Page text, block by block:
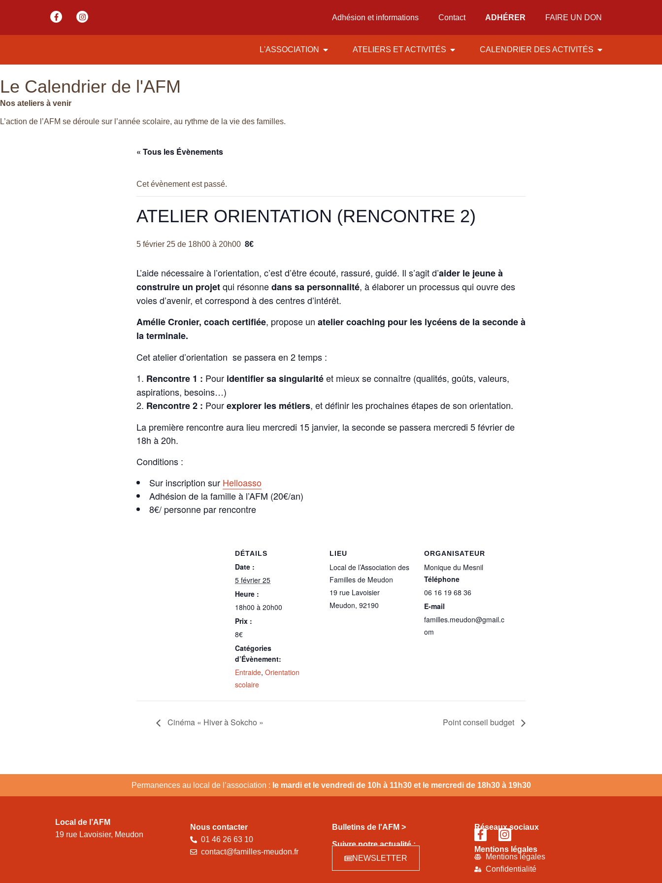
Adhésion et informations Contact ADHÉRER FAIRE UN DON
L'ASSOCIATION ATELIERS ET ACTIVITÉS CALENDRIER DES ACTIVITÉS
Le Calendrier de l'AFM
Nos ateliers à venir
L’action de l’AFM se déroule sur l’année scolaire, au rythme de la vie des familles.
« Tous les Évènements
Cet évènement est passé.
ATELIER ORIENTATION (RENCONTRE 2)
5 février 25 de 18h00 à 20h00 8€
L’aide nécessaire à l’orientation, c’est d’être écouté, rassuré, guidé. Il s’agit d’aider le jeune à
construire un projetqui résonnedans sa personnalité, à élaborer un processus qui ouvre des
voies d’avenir, et correspond à des centres d’intérêt.
Amélie Cronier, coach certifiée, propose un atelier coaching pour les lycéens de la seconde à
la terminale.
Cet atelier d’orientation se passera en 2 temps :
Rencontre 1 : Pour identifier sa singularitéet mieux se connaître (qualités, goûts, valeurs,
aspirations, besoins…)
Rencontre 2 : Pourexplorer les métiers, et définir les prochaines étapes de son orientation.
La première rencontre aura lieu mercredi 15 janvier, la seconde se passera mercredi 5 février de
18h à 20h.
Conditions :
Sur inscription sur Helloasso
Adhésion de la famille à l’AFM (20€/an)
8€/ personne par rencontre
DÉTAILS
Date :
5 février 25
Heure :
18h00 à 20h00
Prix :
8€
Catégories
d’Évènement:
Entraide, Orientation
scolaire
LIEU
Local de l’Association des
Familles de Meudon
19 rue Lavoisier
Meudon, 92190
ORGANISATEUR
Monique du Mesnil
Téléphone
06 16 19 68 36
E-mail
familles.meudon@gmail.c
om
Cinéma « Hiver à Sokcho » Point conseil budget
Permanences au local de l’association : le mardi et le vendredi de 10h à 11h30 et le mercredi de 18h30 à 19h30
Local de l’AFM
19 rue Lavoisier, Meudon
Nous contacter
01 46 26 63 10
contact@familles-meudon.fr
Bulletins de l'AFM >
Suivre notre actualité :
NEWSLETTER
Réseaux sociaux
Mentions légales
Mentions légales
Confidentialité